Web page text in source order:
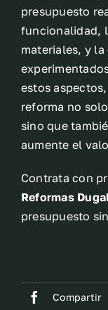
presupuesto
funcionalidad,
materiales, y
estos
reforma no
sino que
aumente el
Contrata con
Reformas
presupuesto
Compartir